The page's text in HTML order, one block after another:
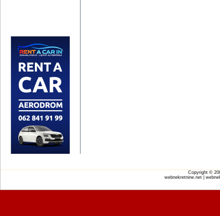
Copyright ©
webnekretnine.net |